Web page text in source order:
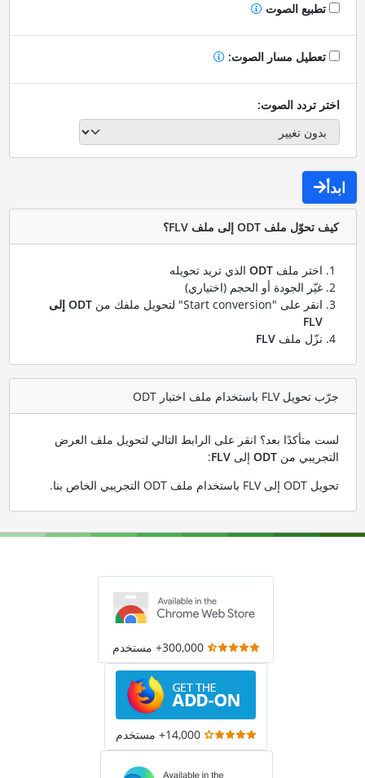
تطبيع الصوت
تعطيل مسار الصوت:
اختر تردد الصوت:
ابدأ
كيف تحوّل ملف ODT إلى ملف FLV؟
اختر ملف ODTالذي تريد تحويله
غيّر الجودة أو الحجم (اختياري)
انقر على "Start conversion" لتحويل ملفك من
ODT إلى
FLV
نزّل ملف FLV
جرّب تحويل FLV باستخدام ملف اختبار ODT
لست متأكدًا بعد؟ انقر على الرابط التالي لتحويل ملف العرض
التجريبي من ODTإلى FLV
:
تحويل ODT إلى FLV باستخدام ملف ODT التجريبي الخاص بنا
.
300,000+ مستخدم
14,000+ مستخدم